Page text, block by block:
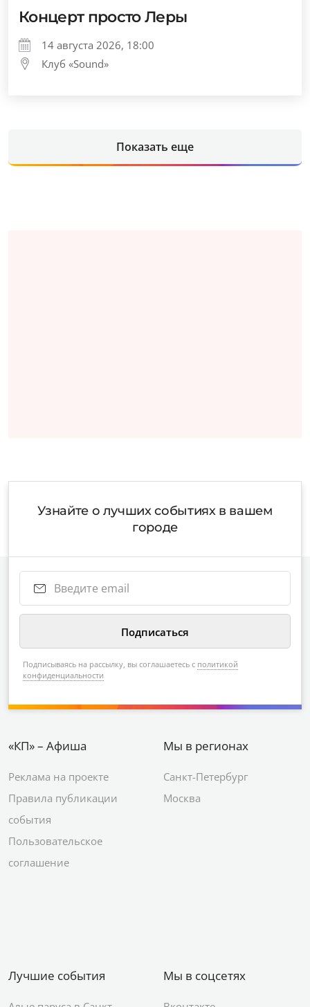
Концерт просто Леры
14 августа 2026, 18:00
Клуб «Sound»
Показать еще
Узнайте о лучших событиях в вашем
городе
Подписываясь на рассылку, вы соглашаетесь с политикой
конфиденциальности
«КП» – Афиша
Реклама на проекте
Правила публикации
события
Пользовательское
соглашение
Мы в регионах
Санкт-Петербург
Москва
Лучшие события Мы в соцсетях